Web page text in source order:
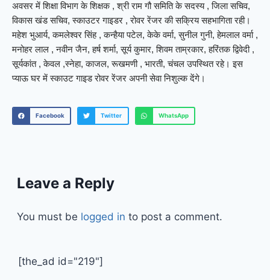
अवसर में शिक्षा विभाग के शिक्षक , श्री राम गौ समिति के सदस्य , जिला सचिव,
विकास खंड सचिव, स्काउटर गाइडर , रोवर रेंजर की सक्रिय सहभागिता रही।
महेश भुआर्य, कमलेश्वर सिंह , कन्हैया पटेल, केके वर्मा, सुनील गुनी, हेमलाल वर्मा ,
मनोहर लाल , नवीन जैन, हर्ष शर्मा, सूर्य कुमार, शिवम ताम्रकार, हरिंतक द्विवेदी ,
सूर्यकांत , केवल ,स्नेहा, काजल, रूखमणी , भारती, चंचल उपस्थित रहे। इस
प्याऊ घर में स्काउट गाइड रोवर रेंजर अपनी सेवा निशुल्क देंगे।
Facebook Twitter WhatsApp
Leave a Reply
You must be logged in to post a comment.
[the_ad id="219"]